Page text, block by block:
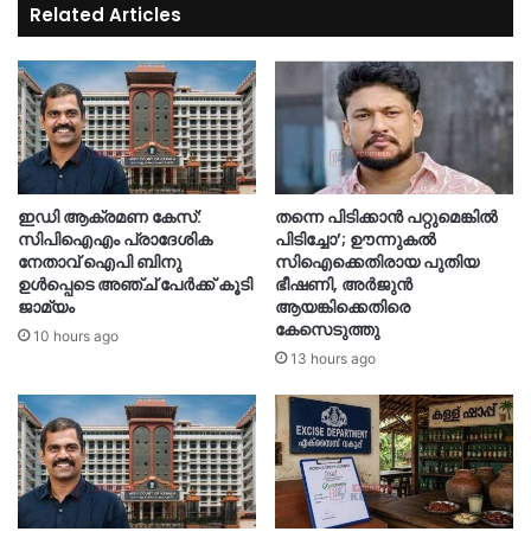
Related Articles
ഇഡി ആക്രമണ കേസ്:
സിപിഐഎം പ്രാദേശിക
നേതാവ് ഐപി ബിനു
ഉൾപ്പെടെ അഞ്ച് പേർക്ക് കൂടി
ജാമ്യം
10 hours ago
തന്നെ പിടിക്കാൻ പറ്റുമെങ്കിൽ
പിടിച്ചോ’; ഊന്നുകൽ
സിഐക്കെതിരായ പുതിയ
ഭീഷണി, അർജുൻ
ആയങ്കിക്കെതിരെ
കേസെടുത്തു
13 hours ago